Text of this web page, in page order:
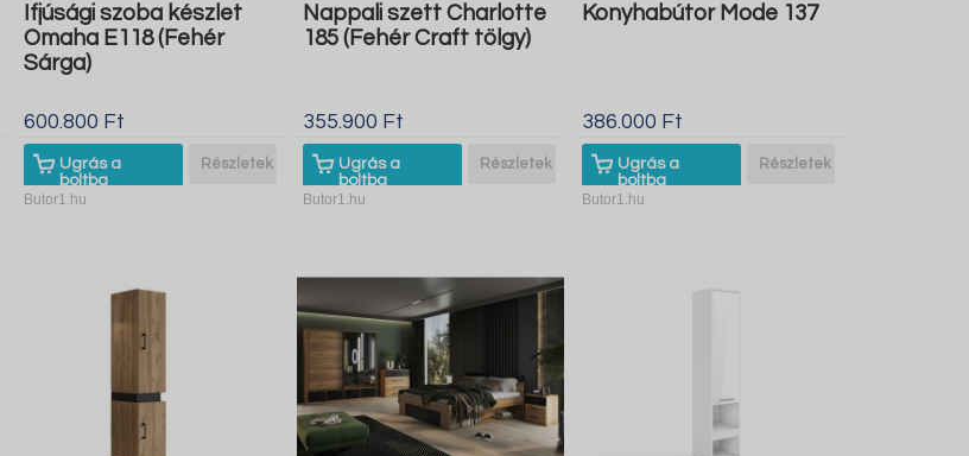
Ifjúsági szoba készlet
Omaha E118 (Fehér
Sárga)
600.800 Ft
Ugrás a
boltba
Részletek
Butor1.hu
Nappali szett Charlotte
185 (Fehér Craft tölgy)
355.900 Ft
Ugrás a
boltba
Részletek
Butor1.hu
Konyhabútor Mode 137
386.000 Ft
Ugrás a
boltba
Részletek
Butor1.hu